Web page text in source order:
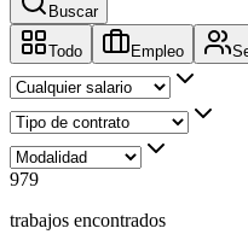
Buscar
Todo Empleo
979
trabajos encontrados